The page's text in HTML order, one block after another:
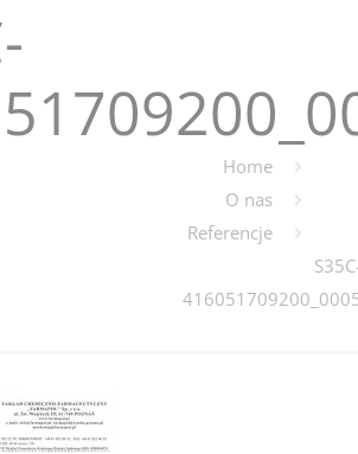
Home
O nas
Referencje